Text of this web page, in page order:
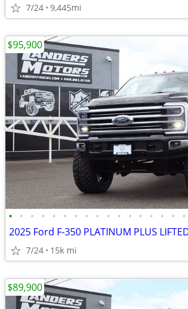
7/24 9,445mi
• • • • • • • • • • • • • • • • •
7/24 15k mi
$95,900
$89,900